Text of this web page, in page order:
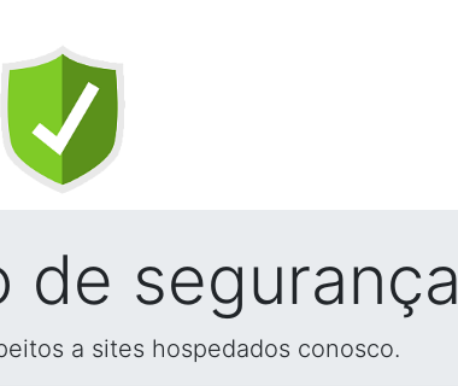
de segurança
a sites hospedados conosco.